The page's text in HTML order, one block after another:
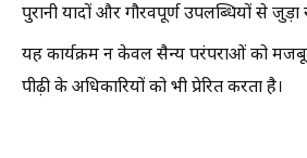
पुरानी यादों और गौरवपूर्ण उपलब्धियों से जुड़ा
यह कार्यक्रम न केवल सैन्य परंपराओं को
पीढ़ी के अधिकारियों को भी प्रेरित करता है।